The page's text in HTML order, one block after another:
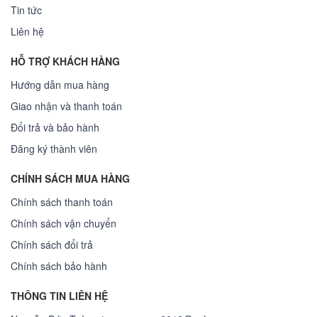
Tin tức
Liên hệ
HỖ TRỢ KHÁCH HÀNG
Hướng dẫn mua hàng
Giao nhận và thanh toán
Đổi trả và bảo hành
Đăng ký thành viên
CHÍNH SÁCH MUA HÀNG
Chính sách thanh toán
Chính sách vận chuyển
Chính sách đổi trả
Chính sách bảo hành
THÔNG TIN LIÊN HỆ